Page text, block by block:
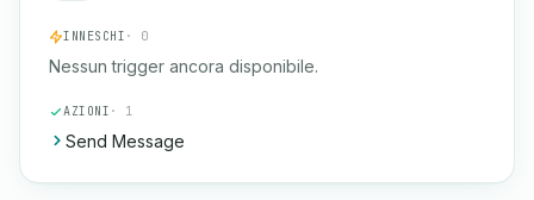
INNESCHI · 0
Nessun trigger ancora disponibile.
AZIONI · 1
Send Message